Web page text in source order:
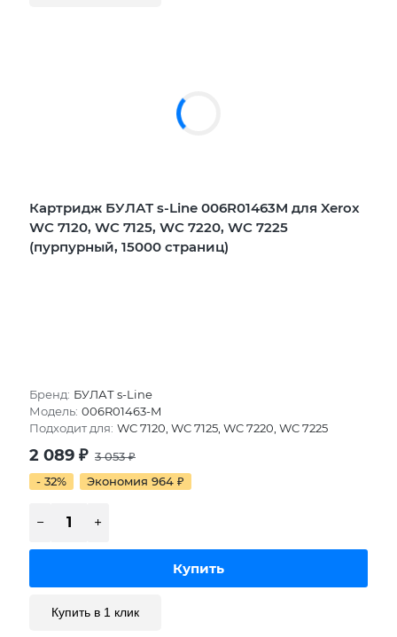
Картридж БУЛАТ s-Line 006R01463M для Xerox
WC 7120, WC 7125, WC 7220, WC 7225
(пурпурный, 15000 страниц)
Бренд: БУЛАТ s-Line
Модель: 006R01463-M
Подходит для: WC 7120, WC 7125, WC 7220, WC 7225
2 089 ₽ 3 053₽
- 32%
Экономия 964 ₽
Купить в 1 клик